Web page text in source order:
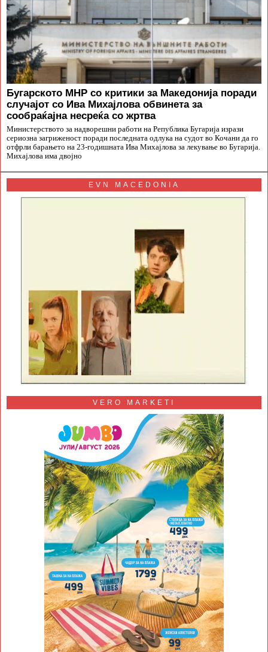
Бугарското МНР со критики за Македонија поради
случајот со Ива Михајлова обвинета за
сообраќајна несреќа со жртва
Министерството за надворешни работи на Република Бугарија изрази
сериозна загриженост поради последната одлука на судот во Кочани да го
отфрли барањето на 23-годишната Ива Михајлова за лекување во Бугарија.
Михајлова има двојно
EVN MACEDONIA
VERO MARKETI